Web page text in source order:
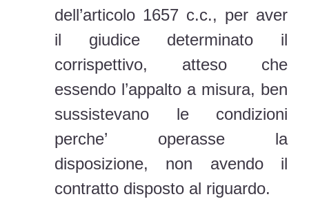
dell’articolo 1657 c.c., per aver
il giudice determinato il
corrispettivo, atteso che
essendo l’appalto a misura, ben
sussistevano le condizioni
perche’ operasse la
disposizione, non avendo il
contratto disposto al riguardo.